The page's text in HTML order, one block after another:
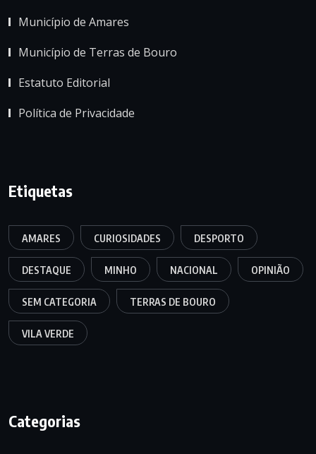
Município de Amares
Município de Terras de Bouro
Estatuto Editorial
Política de Privacidade
Etiquetas
AMARES CURIOSIDADES DESPORTO
DESTAQUE MINHO NACIONAL OPINIÃO
SEM CATEGORIA TERRAS DE BOURO
VILA VERDE
Categorias